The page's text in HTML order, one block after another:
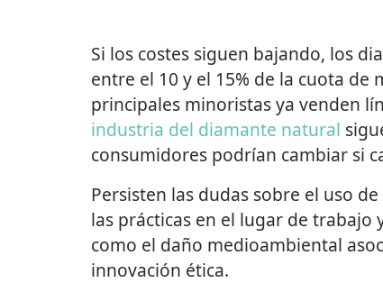
Si los costes siguen bajando, los
entre el 10 y el 15% de la cuota de
principales minoristas ya venden
industria del diamante natural
consumidores podrían cambiar si
Persisten las dudas sobre el uso
las prácticas en el lugar de trabajo
como el daño medioambiental
innovación ética.